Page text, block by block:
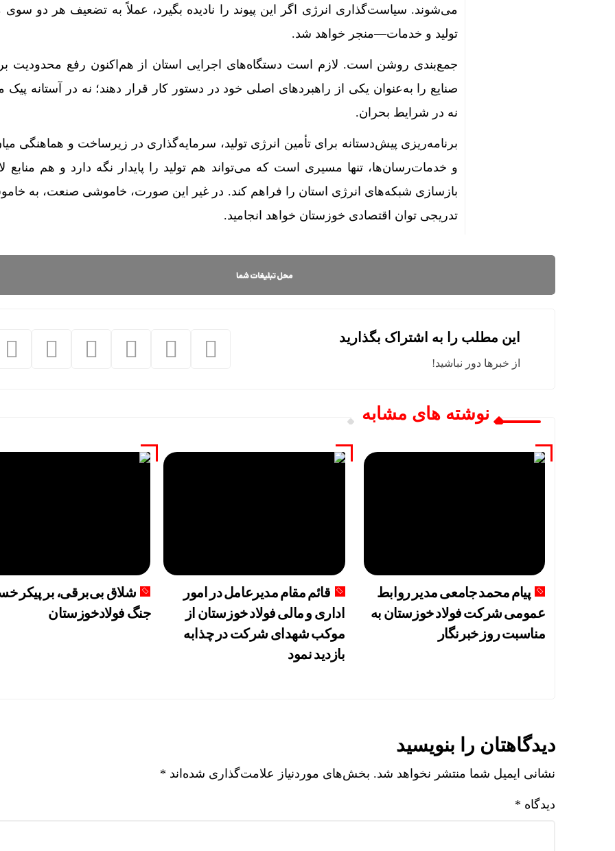
می‌شوند. سیاست‌گذاری انرژی اگر این پیوند را نادیده بگیرد، عملاً به تضعیف هر دو سوی
تولید و خدمات—منجر خواهد شد.
جمع‌بندی روشن است. لازم است دستگاه‌های اجرایی استان از هم‌اکنون رفع محدودیت
صنایع را به‌عنوان یکی از راهبردهای اصلی خود در دستور کار قرار دهند؛ نه در آستانه
نه در شرایط بحران.
برنامه‌ریزی پیش‌دستانه برای تأمین انرژی تولید، سرمایه‌گذاری در زیرساخت و هماهنگی
و خدمات‌رسان‌ها، تنها مسیری است که می‌تواند هم تولید را پایدار نگه دارد و هم منابع
بازسازی شبکه‌های انرژی استان را فراهم کند. در غیر این صورت، خاموشی صنعت، به
تدریجی توان اقتصادی خوزستان خواهد انجامید.
این مطلب را به اشتراک بگذارید
از خبرها دور نباشید!
نوشته های مشابه
پیام محمد جامعی مدیر روابط
عمومی شرکت فولاد خوزستان به
مناسبت روز خبرنگار
قائم مقام مدیرعامل در امور
اداری و مالی فولاد خوزستان از
موکب شهدای شرکت در چذابه
بازدید نمود
شلاق‌ بی‌برقی، بر پیکر
جنگ فولادخوزستان
دیدگاهتان را بنویسید
نشانی ایمیل شما منتشر نخواهد شد. بخش‌های موردنیاز علامت‌گذاری شده‌اند *
دیدگاه *